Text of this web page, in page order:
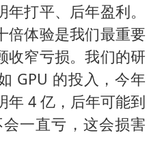
打平、后年盈利。
倍体验是我们最重要
收窄亏损。我们的研
GPU 的投入，今年
年 4 亿，后年可能到
一直亏，这会损害